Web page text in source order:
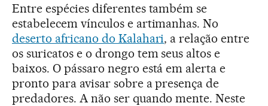
Entre espécies diferentes também se
estabelecem vínculos e artimanhas. No
deserto africano do Kalahari, a relação entre
os suricatos e o drongo tem seus altos e
baixos. O pássaro negro está em alerta e
pronto para avisar sobre a presença de
predadores. A não ser quando mente. Neste